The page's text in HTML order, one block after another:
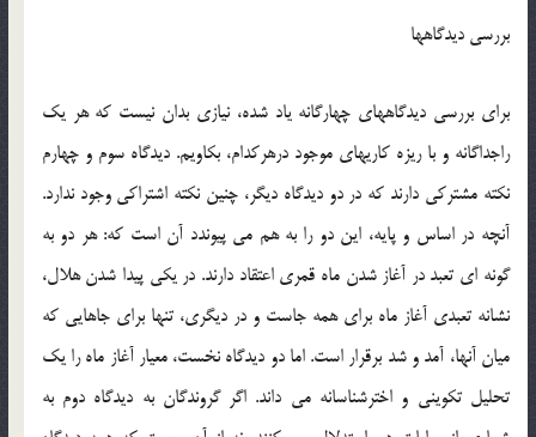
بررسي ديدگاهها
براي بررسي ديدگاههاي چهارگانه ياد شده، نيازي بدان نيست كه هر يك
راجداگانه و با ريزه كاريهاي موجود درهركدام، بكاويم. ديدگاه سوم و چهارم
نكته مشتركي دارند كه در دو ديدگاه ديگر، چنين نكته اشتراكي وجود ندارد.
آنچه در اساس و پايه، اين دو را به هم مي پيوندد آن است كه: هر دو به
گونه اي تعبد در آغاز شدن ماه قمري اعتقاد دارند. در يكي پيدا شدن هلال،
نشانه تعبدي آغاز ماه براي همه جاست و در ديگري، تنها براي جاهايي كه
ميان آنها، آمد و شد برقرار است. اما دو ديدگاه نخست، معيار آغاز ماه را يك
تحليل تكويني و اخترشناسانه مي داند. اگر گروندگان به ديدگاه دوم به